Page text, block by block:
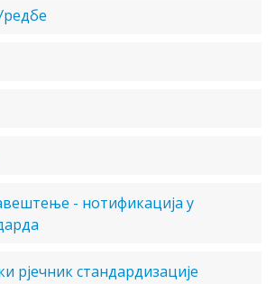
- нотификација у
рјечник стандардизације